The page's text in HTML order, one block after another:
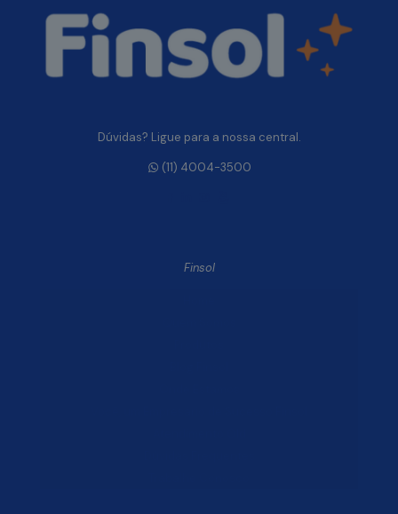
Dúvidas? Ligue para a nossa central.
(11) 4004-3500
Finsol